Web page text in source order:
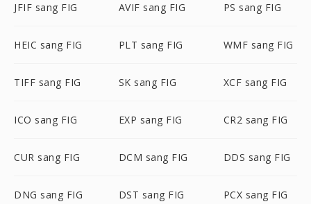
JFIF sang FIG AVIF sang FIG PS sang FIG
HEIC sang FIG PLT sang FIG WMF sang FIG
TIFF sang FIG SK sang FIG XCF sang FIG
ICO sang FIG EXP sang FIG CR2 sang FIG
CUR sang FIG DCM sang FIG DDS sang FIG
DNG sang FIG DST sang FIG PCX sang FIG